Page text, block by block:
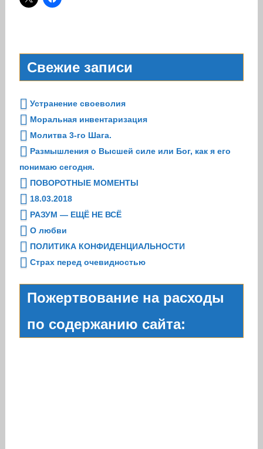
Свежие записи
Устранение своеволия
Моральная инвентаризация
Молитва 3-го Шага.
Размышления о Высшей силе или Бог, как я его
понимаю сегодня.
ПОВОРОТНЫЕ МОМЕНТЫ
18.03.2018
РАЗУМ — ЕЩЁ НЕ ВСЁ
О любви
ПОЛИТИКА КОНФИДЕНЦИАЛЬНОСТИ
Страх перед очевидностью
Пожертвование на расходы
по содержанию сайта: